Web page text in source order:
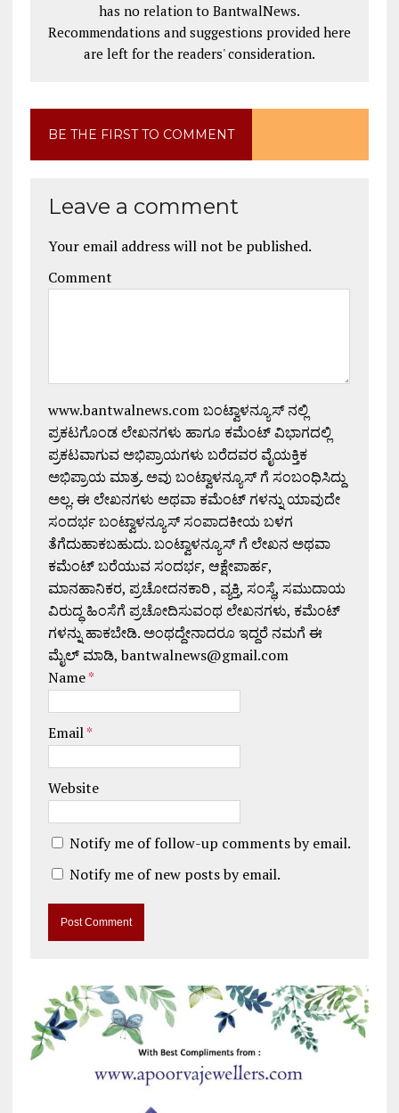
has no relation to BantwalNews.
Recommendations and suggestions provided here
are left for the readers' consideration.
BE THE FIRST TO COMMENT
Leave a comment
Your email address will not be published.
Comment
www.bantwalnews.com ಬಂಟ್ವಾಳನ್ಯೂಸ್ ನಲ್ಲಿ
ಪ್ರಕಟಗೊಂಡ ಲೇಖನಗಳು ಹಾಗೂ ಕಮೆಂಟ್ ವಿಭಾಗದಲ್ಲಿ
ಪ್ರಕಟವಾಗುವ ಅಭಿಪ್ರಾಯಗಳು ಬರೆದವರ ವೈಯಕ್ತಿಕ
ಅಭಿಪ್ರಾಯ ಮಾತ್ರ. ಅವು ಬಂಟ್ವಾಳನ್ಯೂಸ್ ಗೆ ಸಂಬಂಧಿಸಿದ್ದು
ಅಲ್ಲ. ಈ ಲೇಖನಗಳು ಅಥವಾ ಕಮೆಂಟ್ ಗಳನ್ನು ಯಾವುದೇ
ಸಂದರ್ಭ ಬಂಟ್ವಾಳನ್ಯೂಸ್ ಸಂಪಾದಕೀಯ ಬಳಗ
ತೆಗೆದುಹಾಕಬಹುದು. ಬಂಟ್ವಾಳನ್ಯೂಸ್ ಗೆ ಲೇಖನ ಅಥವಾ
ಕಮೆಂಟ್ ಬರೆಯುವ ಸಂದರ್ಭ, ಆಕ್ಷೇಪಾರ್ಹ,
ಮಾನಹಾನಿಕರ, ಪ್ರಚೋದನಕಾರಿ , ವ್ಯಕ್ತಿ, ಸಂಸ್ಥೆ, ಸಮುದಾಯ
ವಿರುದ್ಧ ಹಿಂಸೆಗೆ ಪ್ರಚೋದಿಸುವಂಥ ಲೇಖನಗಳು, ಕಮೆಂಟ್
ಗಳನ್ನು ಹಾಕಬೇಡಿ. ಅಂಥದ್ದೇನಾದರೂ ಇದ್ದರೆ ನಮಗೆ ಈ
ಮೈಲ್ ಮಾಡಿ, bantwalnews@gmail.com
Name*
Email*
Website
Notify me of follow-up comments by email.
Notify me of new posts by email.
t
e
r